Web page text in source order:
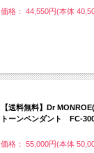
価格： 44,550円(本体
【送料無料】Dr
トーンペンダント FC-
価格： 55,000円(本体